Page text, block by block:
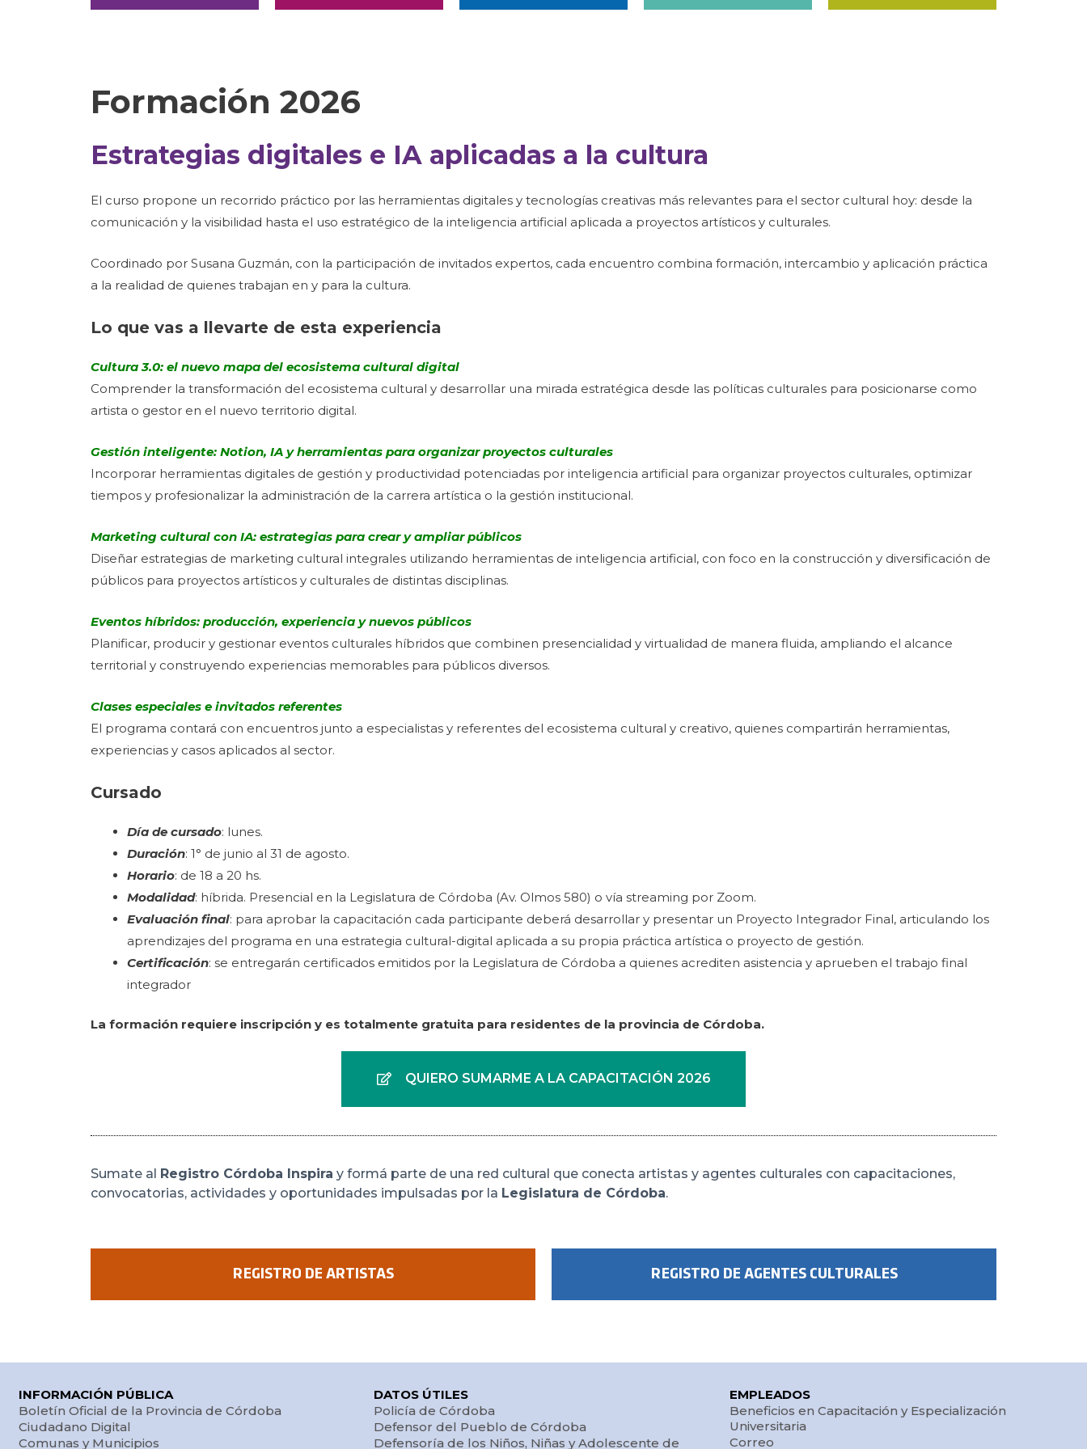
Formación 2026
Estrategias digitales e IA aplicadas a la cultura
El curso propone un recorrido práctico por las herramientas digitales y tecnologías creativas más relevantes para el sector cultural hoy: desde la
comunicación y la visibilidad hasta el uso estratégico de la inteligencia artificial aplicada a proyectos artísticos y culturales.
Coordinado por Susana Guzmán, con la participación de invitados expertos, cada encuentro combina formación, intercambio y aplicación práctica
a la realidad de quienes trabajan en y para la cultura.
Lo que vas a llevarte de esta experiencia
Cultura 3.0: el nuevo mapa del ecosistema cultural digital
Comprender la transformación del ecosistema cultural y desarrollar una mirada estratégica desde las políticas culturales para posicionarse como
artista o gestor en el nuevo territorio digital.
Gestión inteligente: Notion, IA y herramientas para organizar proyectos culturales
Incorporar herramientas digitales de gestión y productividad potenciadas por inteligencia artificial para organizar proyectos culturales, optimizar
tiempos y profesionalizar la administración de la carrera artística o la gestión institucional.
Marketing cultural con IA: estrategias para crear y ampliar públicos
Diseñar estrategias de marketing cultural integrales utilizando herramientas de inteligencia artificial, con foco en la construcción y diversificación de
públicos para proyectos artísticos y culturales de distintas disciplinas.
Eventos híbridos: producción, experiencia y nuevos públicos
Planificar, producir y gestionar eventos culturales híbridos que combinen presencialidad y virtualidad de manera fluida, ampliando el alcance
territorial y construyendo experiencias memorables para públicos diversos.
Clases especiales e invitados referentes
El programa contará con encuentros junto a especialistas y referentes del ecosistema cultural y creativo, quienes compartirán herramientas,
experiencias y casos aplicados al sector.
Cursado
Día de cursado: lunes.
Duración: 1° de junio al 31 de agosto.
Horario: de 18 a 20 hs.
Modalidad: híbrida. Presencial en la Legislatura de Córdoba (Av. Olmos 580) o vía streaming por Zoom.
Evaluación final: para aprobar la capacitación cada participante deberá desarrollar y presentar un Proyecto Integrador Final, articulando los
aprendizajes del programa en una estrategia cultural-digital aplicada a su propia práctica artística o proyecto de gestión.
Certificación: se entregarán certificados emitidos por la Legislatura de Córdoba a quienes acrediten asistencia y aprueben el trabajo final
integrador
La formación requiere inscripción y es totalmente gratuita para residentes de la provincia de Córdoba.
QUIERO SUMARME A LA CAPACITACIÓN 2026
Sumate al Registro Córdoba Inspira y formá parte de una red cultural que conecta artistas y agentes culturales con capacitaciones,
convocatorias, actividades y oportunidades impulsadas por la Legislatura de Córdoba.
REGISTRO DE ARTISTAS REGISTRO DE AGENTES CULTURALES
INFORMACIÓN PÚBLICA
Boletín Oficial de la Provincia de Córdoba
Ciudadano Digital
Comunas y Municipios
DATOS ÚTILES
Policía de Córdoba
Defensor del Pueblo de Córdoba
Defensoría de los Niños, Niñas y Adolescente de
EMPLEADOS
Beneficios en Capacitación y Especialización
Universitaria
Correo